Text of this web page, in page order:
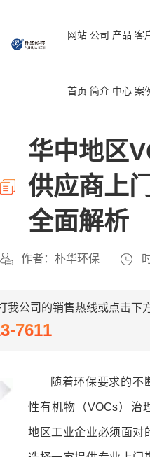
网站
首页
公司
简介
产品
中心
客
案
华中地区
供应商上
全面解析
作者：朴华环保
公司的销售热线或点击下
7611
随着环保要求的不
性有机物（VOCs）治
地区工业企业必须面对